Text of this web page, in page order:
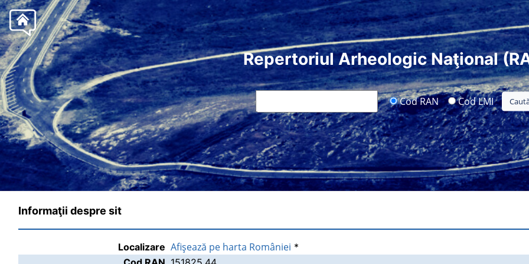
Repertoriul Arheologic Naţional
Cod RAN Cod LMI
Informaţii despre sit
Localizare Afişează pe harta României *